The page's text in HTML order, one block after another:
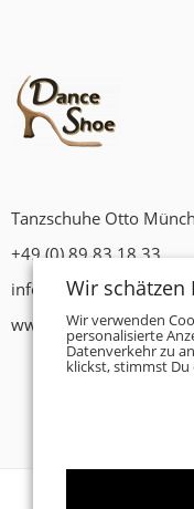
Tanzschuhe Otto
+49 (0) 89 83 18 33
info@tanzschuhe-
www.tanzschuhe-
Wir schätzen
Wir verwenden
personalisierte
Datenverkehr zu
klickst, stimmst